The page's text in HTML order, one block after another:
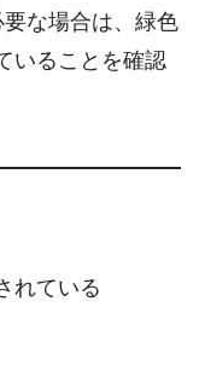
な場合は、緑色
いることを確認
れている